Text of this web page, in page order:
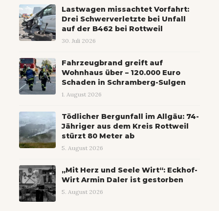
Lastwagen missachtet Vorfahrt:
Drei Schwerverletzte bei Unfall
auf der B462 bei Rottweil
30. Juli 2026
Fahrzeugbrand greift auf
Wohnhaus über – 120.000 Euro
Schaden in Schramberg-Sulgen
1. August 2026
Tödlicher Bergunfall im Allgäu: 74-
Jähriger aus dem Kreis Rottweil
stürzt 80 Meter ab
5. August 2026
„Mit Herz und Seele Wirt“: Eckhof-
Wirt Armin Daler ist gestorben
5. August 2026